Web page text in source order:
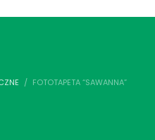
FOTOTAPETA “SAWANNA”